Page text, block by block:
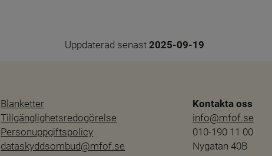
Uppdaterad senast 2025-09-19
Blanketter
Tillgänglighetsredogörelse
Personuppgiftspolicy
dataskyddsombud@mfof.se
Kontakta oss
info@mfof.se
010-190 11 00
Nygatan 40B